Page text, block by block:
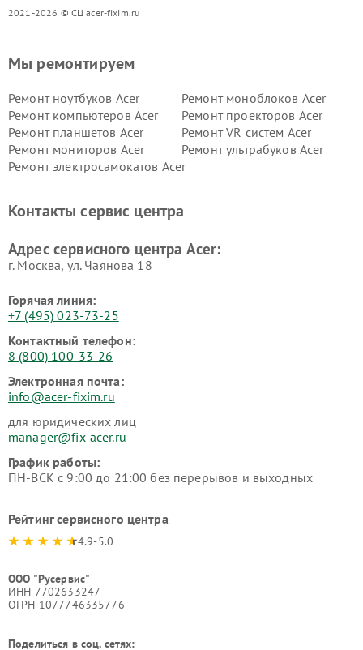
2021-2026 © СЦ acer-fixim.ru
Мы ремонтируем
Ремонт ноутбуков Acer
Ремонт моноблоков Acer
Ремонт компьютеров Acer
Ремонт проекторов Acer
Ремонт планшетов Acer
Ремонт VR систем Acer
Ремонт мониторов Acer
Ремонт ультрабуков Acer
Ремонт электросамокатов Acer
Контакты сервис центра
Адрес сервисного центра Acer:
г. Москва, ул. Чаянова 18
Горячая линия:
+7 (495) 023-73-25
Контактный телефон:
8 (800) 100-33-26
Электронная почта:
info@acer-fixim.ru
для юридических лиц
manager@fix-acer.ru
График работы:
ПН-ВСК с 9:00 до 21:00 без перерывов и выходных
Рейтинг сервисного центра
4.9-5.0
ООО "Русервис"
ИНН 7702633247
ОГРН 1077746335776
Поделиться в соц. сетях: